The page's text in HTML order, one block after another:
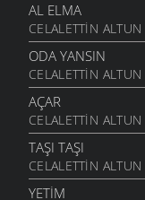
AL ELMA
CELALETTIN ALTUN
ODA YANSIN
CELALETTIN ALTUN
AÇAR
CELALETTIN ALTUN
TAŞI TAŞI
CELALETTIN ALTUN
YETIM